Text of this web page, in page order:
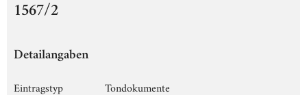
1567/2
Detailangaben
Eintragstyp
Tondokumente